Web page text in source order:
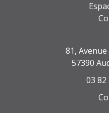
81,
57390
03 82